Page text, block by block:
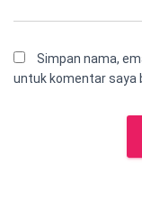
Simpan nama,
untuk komentar saya